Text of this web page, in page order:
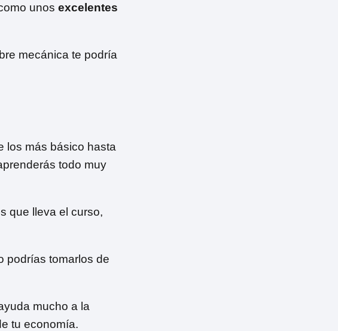
unos excelentes
mecánica te podría
los más básico hasta
todo muy
que lleva el curso,
podrías tomarlos de
mucho a la
tu economía.